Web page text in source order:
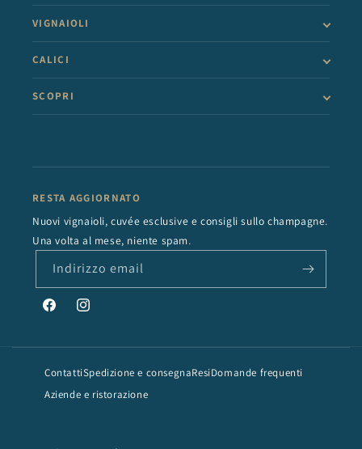
VIGNAIOLI
CALICI
SCOPRI
RESTA AGGIORNATO
Nuovi vignaioli, cuvée esclusive e consigli sullo champagne.
Una volta al mese, niente spam.
Indirizzo email
FacebookInstagram
ContattiSpedizione e consegnaResiDomande frequenti
Aziende e ristorazione